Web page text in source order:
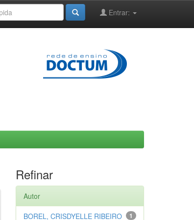
Entrar:
Refinar
Autor
1
BOREL, CRISDYELLE RIBEIRO